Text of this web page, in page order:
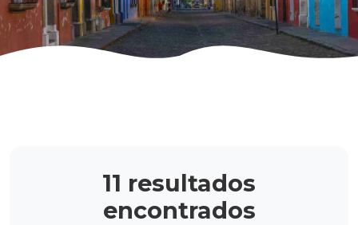
Buscar
11 resultados
encontrados